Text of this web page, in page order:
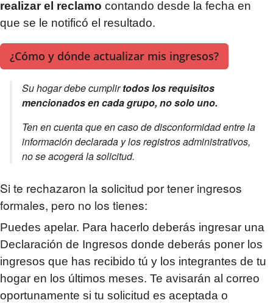
realizar el reclamo contando desde la fecha en
que se le notificó el resultado.
¿Cómo y dónde actualizar mis ingresos?
Su hogar debe cumplirtodos los requisitos
mencionados en cada grupo, no solo uno.
Ten en cuenta que en caso de disconformidad entre la
información declarada y los registros administrativos,
no se acogerá la solicitud.
Si te rechazaron la solicitud por tener ingresos
formales, pero no los tienes:
Puedes apelar. Para hacerlo deberás ingresar una
Declaración de Ingresos donde deberás poner los
ingresos que has recibido tú y los integrantes de tu
hogar en los últimos meses. Te avisarán al correo
oportunamente si tu solicitud es aceptada o